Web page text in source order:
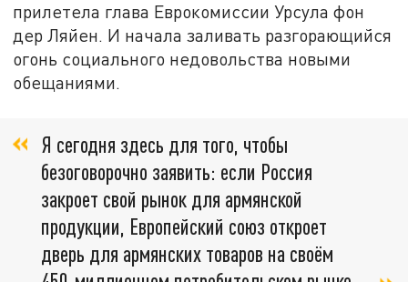
прилетела глава Еврокомиссии Урсула фон
дер Ляйен. И начала заливать разгорающийся
огонь социального недовольства новыми
обещаниями.
Я сегодня здесь для того, чтобы
безоговорочно заявить: если Россия
закроет свой рынок для армянской
продукции, Европейский союз откроет
дверь для армянских товаров на своём